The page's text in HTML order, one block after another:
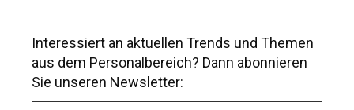
Interessiert an aktuellen Trends und Themen
aus dem Personalbereich? Dann abonnieren
Sie unseren Newsletter: